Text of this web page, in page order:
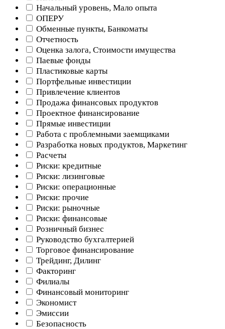
Начальный уровень, Мало опыта
ОПЕРУ
Обменные пункты, Банкоматы
Отчетность
Оценка залога, Стоимости имущества
Паевые фонды
Пластиковые карты
Портфельные инвестиции
Привлечение клиентов
Продажа финансовых продуктов
Проектное финансирование
Прямые инвестиции
Работа с проблемными заемщиками
Разработка новых продуктов, Маркетинг
Расчеты
Риски: кредитные
Риски: лизинговые
Риски: операционные
Риски: прочие
Риски: рыночные
Риски: финансовые
Розничный бизнес
Руководство бухгалтерией
Торговое финансирование
Трейдинг, Дилинг
Факторинг
Филиалы
Финансовый мониторинг
Экономист
Эмиссии
Безопасность